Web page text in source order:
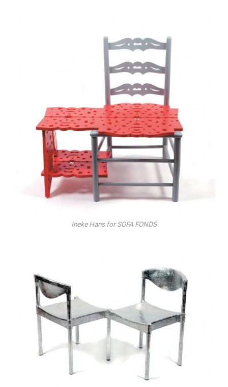
Ineke Hans for SOFA FONDS